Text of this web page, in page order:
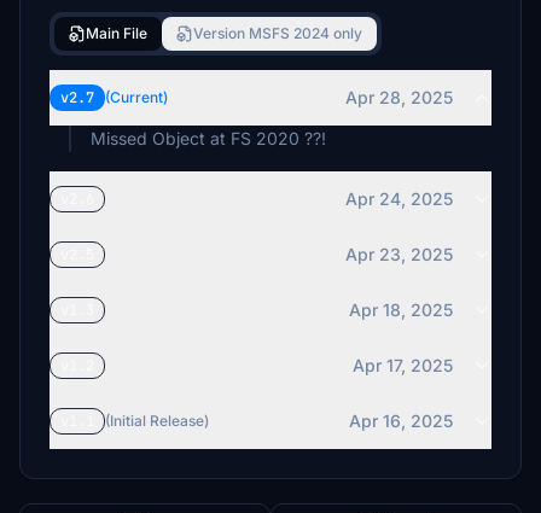
Main File Version MSFS 2024 only
v2.7 (Current)
Apr 28, 2025
Missed Object at FS 2020 ??!
Apr 24, 2025
Apr 23, 2025
Apr 18, 2025
Apr 17, 2025
(Initial Release) Apr 16, 2025